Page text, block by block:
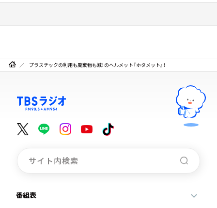
プラスチックの利用も廃棄物も減！のヘルメット『ホタメット』！
番組表